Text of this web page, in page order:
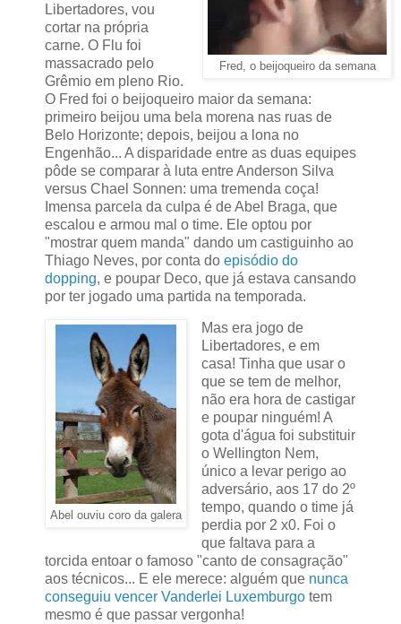
Fred, o beijoqueiro da semana
Libertadores, vou
cortar na própria
carne. O Flu foi
massacrado pelo
Grêmio em pleno Rio.
O Fred foi o beijoqueiro maior da semana:
primeiro beijou uma bela morena nas ruas de
Belo Horizonte; depois, beijou a lona no
Engenhão... A disparidade entre as duas equipes
pôde se comparar à luta entre Anderson Silva
versus Chael Sonnen: uma tremenda coça!
Imensa parcela da culpa é de Abel Braga, que
escalou e armou mal o time. Ele optou por
"mostrar quem manda" dando um castiguinho ao
Thiago Neves, por conta do episódio do
dopping, e poupar Deco, que já estava cansando
por ter jogado uma partida na temporada.
Abel ouviu coro da galera
Mas era jogo de
Libertadores, e em
casa! Tinha que usar o
que se tem de melhor,
não era hora de castigar
e poupar ninguém! A
gota d'água foi substituir
o Wellington Nem,
único a levar perigo ao
adversário, aos 17 do 2º
tempo, quando o time já
perdia por 2 x0. Foi o
que faltava para a
torcida entoar o famoso "canto de consagração"
aos técnicos... E ele merece: alguém que nunca
conseguiu vencer Vanderlei Luxemburgo tem
mesmo é que passar vergonha!